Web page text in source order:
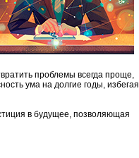
проблемы всегда проще,
ума на долгие годы, избегая
в будущее, позволяющая